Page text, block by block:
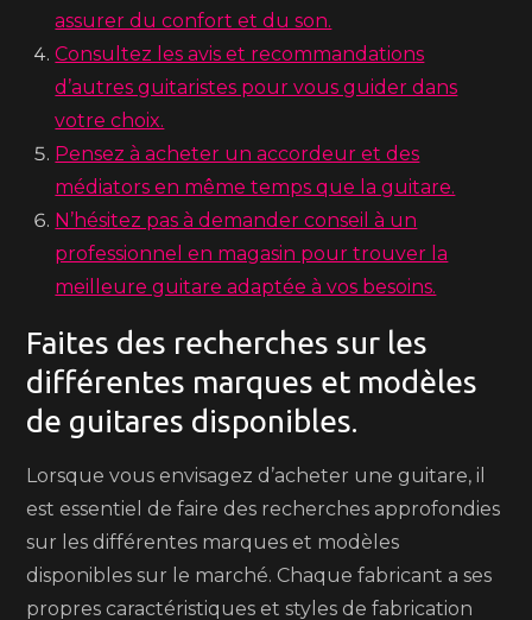
assurer du confort et du son.
Consultez les avis et recommandations
d’autres guitaristes pour vous guider dans
votre choix.
Pensez à acheter un accordeur et des
médiators en même temps que la guitare.
N’hésitez pas à demander conseil à un
professionnel en magasin pour trouver la
meilleure guitare adaptée à vos besoins.
Faites des recherches sur les
différentes marques et modèles
de guitares disponibles.
Lorsque vous envisagez d’acheter une guitare, il
est essentiel de faire des recherches approfondies
sur les différentes marques et modèles
disponibles sur le marché. Chaque fabricant a ses
propres caractéristiques et styles de fabrication